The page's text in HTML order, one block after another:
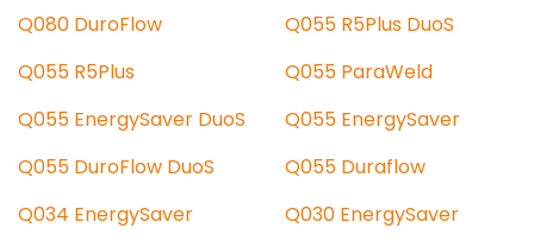
Q080 DuroFlow
Q055 R5Plus DuoS
Q055 R5Plus
Q055 ParaWeld
Q055 EnergySaver DuoS
Q055 EnergySaver
Q055 DuroFlow DuoS
Q055 Duraflow
Q034 EnergySaver
Q030 EnergySaver